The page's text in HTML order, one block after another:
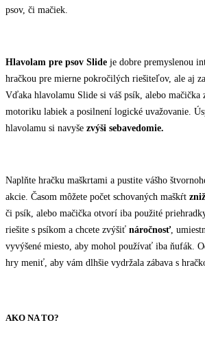
psov, či mačiek.
Hlavolam pre psov Slide je dobre premyslenou
hračkou pre mierne pokročilých riešiteľov, ale aj
Vďaka hlavolamu Slide si váš psík, alebo mačička
motoriku labiek a posilnení logické uvažovanie.
hlavolamu si navyše zvýši sebavedomie.
Naplňte hračku maškrtami a pustite vášho
akcie. Časom môžete počet schovaných maškŕt
či psík, alebo mačička otvorí iba použité
riešite s psíkom a chcete zvýšiť náročnosť,
vyvýšené miesto, aby mohol používať iba ňufák.
hry meniť, aby vám dlhšie vydržala zábava s
AKO NA TO?